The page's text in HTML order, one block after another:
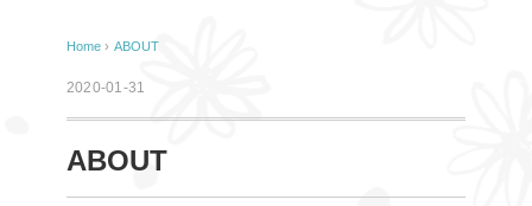
Home › ABOUT
2020-01-31
ABOUT